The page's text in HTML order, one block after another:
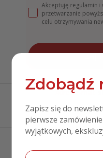
Akceptuję regulamin i
przetwarzanie
celu otrzymywania
Adres e-mail:
Telefon:
Zdobądź
Zapisz się do
pierwsze
wyjątkowych,